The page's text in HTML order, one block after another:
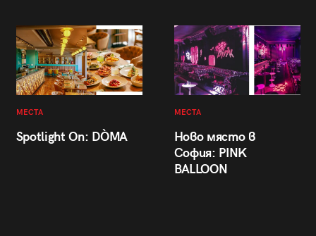
МЕСТА
Spotlight On: DÒMA
МЕСТА
Ново място в
София: PINK
BALLOON